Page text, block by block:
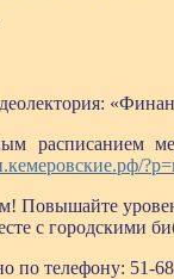
расписанием
Повышайте
с городскими
по телефону: 51-